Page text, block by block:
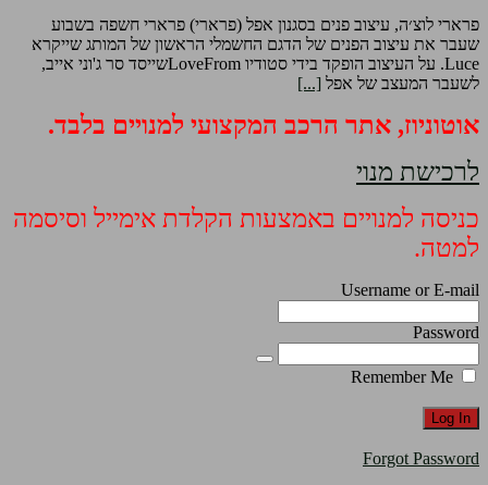
פרארי לוצ׳ה, עיצוב פנים בסגנון אפל (פרארי) פרארי חשפה בשבוע
שעבר את עיצוב הפנים של הדגם החשמלי הראשון של המותג שייקרא
Luce. על העיצוב הופקד בידי סטודיו LoveFromשייסד סר ג'וני אייב,
לשעבר המעצב של אפל [...]
אוטוניוז, אתר הרכב המקצועי למנויים בלבד.
לרכישת מנוי
כניסה למנויים באמצעות הקלדת אימייל וסיסמה
למטה.
Username or E-mail
Password
Forgot Password